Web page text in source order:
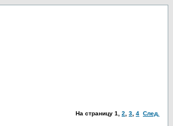
На страницу 1 2 3 4 След.